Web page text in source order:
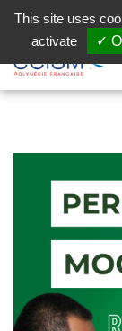
This site uses
activate
✓